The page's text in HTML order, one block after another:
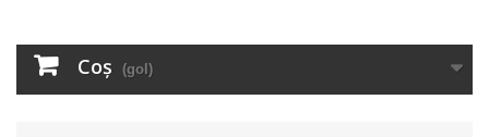
Coş (gol)